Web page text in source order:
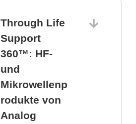
Through Life
Support
360™: HF-
und
Mikrowellenp
rodukte von
Analog